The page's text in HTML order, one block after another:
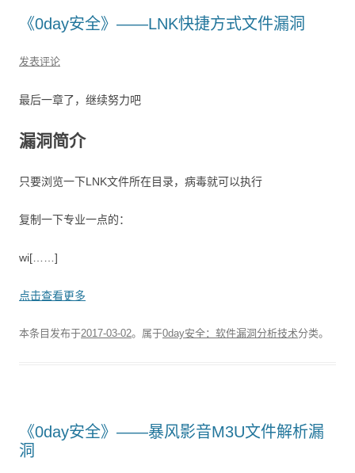
《0day安全》——LNK快捷方式文件漏洞
发表评论
最后一章了，继续努力吧
漏洞简介
只要浏览一下LNK文件所在目录，病毒就可以执行
复制一下专业一点的：
wi[……]
点击查看更多
本条目发布于2017-03-02。属于0day安全：软件漏洞分析技术分类。
《0day安全》——暴风影音M3U文件解析漏
洞